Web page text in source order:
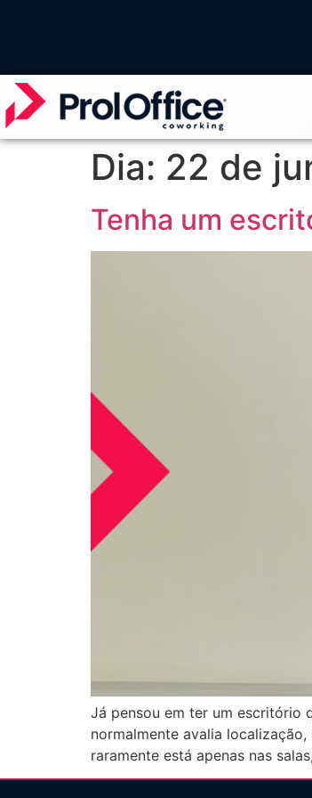
Dia: 22 de
Tenha um
Já pensou em ter um escritório
normalmente avalia
raramente está apenas nas